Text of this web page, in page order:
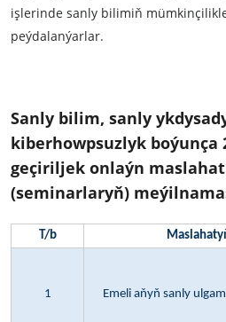
işlerinde sanly bilimiň
peýdalanýarlar.
Sanly bilim, sanly
kiberhowpsuzlyk boýunça
geçiriljek onlaýn
(seminarlaryň)
T/b
1 Emeli aňyň sanly